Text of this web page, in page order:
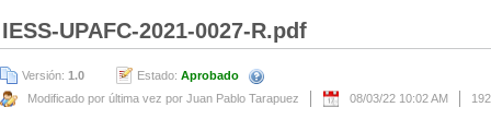
IESS-UPAFC-2021-0027-R.pdf
Versión: 1.0 Estado: Aprobado
Modificado por última vez por Juan Pablo Tarapuez
08/03/22 10:02 AM